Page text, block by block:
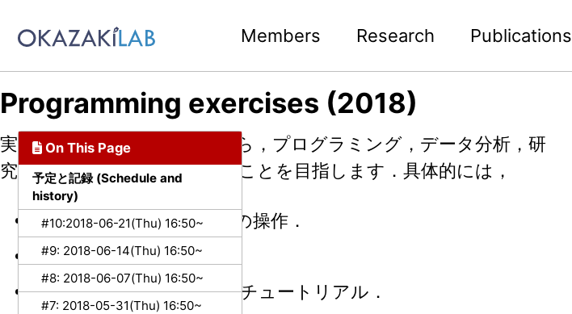
Members
Research Publications
Programming exercises (2018)
On This Page
予定と記録 (Schedule and
history)
#10:2018-06-21(Thu) 16:50~
#9: 2018-06-14(Thu) 16:50~
#8: 2018-06-07(Thu) 16:50~
#7: 2018-05-31(Thu) 16:50~
実践的な課題に取り組みながら，プログラミング，データ分析，研
究のスキルを楽しく習得することを目指します．具体的には，
Unix環境でのターミナルの操作．
研究室の実験環境の体験．
Pythonプログラミングのチュートリアル．